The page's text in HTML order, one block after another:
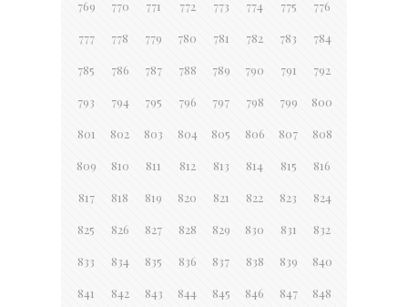
769 770 771 772 773 774 775 776
777 778 779 780 781 782 783 784
785 786 787 788 789 790 791 792
793 794 795 796 797 798 799 800
801 802 803 804 805 806 807 808
809 810 811 812 813 814 815 816
817 818 819 820 821 822 823 824
825 826 827 828 829 830 831 832
833 834 835 836 837 838 839 840
841 842 843 844 845 846 847 848